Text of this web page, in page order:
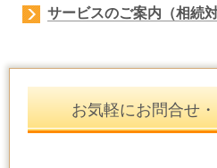
サービスのご案内（相続
お気軽にお問合せ